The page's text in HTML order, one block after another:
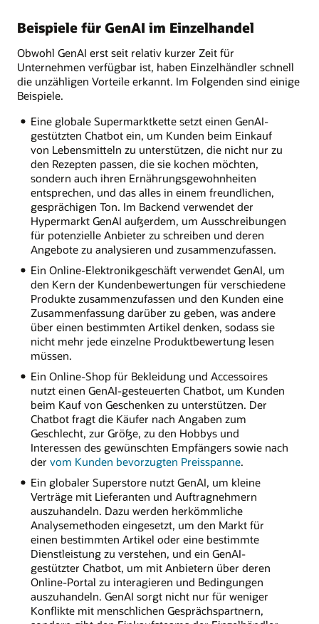
Beispiele für GenAI im Einzelhandel
Obwohl GenAI erst seit relativ kurzer Zeit für
Unternehmen verfügbar ist, haben Einzelhändler schnell
die unzähligen Vorteile erkannt. Im Folgenden sind einige
Beispiele.
Eine globale Supermarktkette setzt einen GenAI-
gestützten Chatbot ein, um Kunden beim Einkauf
von Lebensmitteln zu unterstützen, die nicht nur zu
den Rezepten passen, die sie kochen möchten,
sondern auch ihren Ernährungsgewohnheiten
entsprechen, und das alles in einem freundlichen,
gesprächigen Ton. Im Backend verwendet der
Hypermarkt GenAI außerdem, um Ausschreibungen
für potenzielle Anbieter zu schreiben und deren
Angebote zu analysieren und zusammenzufassen.
Ein Online-Elektronikgeschäft verwendet GenAI, um
den Kern der Kundenbewertungen für verschiedene
Produkte zusammenzufassen und den Kunden eine
Zusammenfassung darüber zu geben, was andere
über einen bestimmten Artikel denken, sodass sie
nicht mehr jede einzelne Produktbewertung lesen
müssen.
Ein Online-Shop für Bekleidung und Accessoires
nutzt einen GenAI-gesteuerten Chatbot, um Kunden
beim Kauf von Geschenken zu unterstützen. Der
Chatbot fragt die Käufer nach Angaben zum
Geschlecht, zur Größe, zu den Hobbys und
Interessen des gewünschten Empfängers sowie nach
der vom Kunden bevorzugten Preisspanne.
Ein globaler Superstore nutzt GenAI, um kleine
Verträge mit Lieferanten und Auftragnehmern
auszuhandeln. Dazu werden herkömmliche
Analysemethoden eingesetzt, um den Markt für
einen bestimmten Artikel oder eine bestimmte
Dienstleistung zu verstehen, und ein GenAI-
gestützter Chatbot, um mit Anbietern über deren
Online-Portal zu interagieren und Bedingungen
auszuhandeln. GenAI sorgt nicht nur für weniger
Konflikte mit menschlichen Gesprächspartnern,